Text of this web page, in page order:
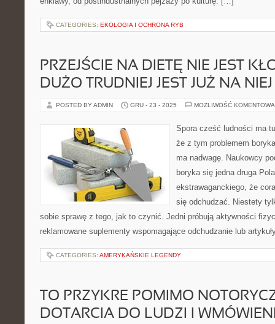
CATEGORIES: EKOLOGIA I OCHRONA RYB
PRZEJŚCIE NA DIETĘ NIE JEST
DUŻO TRUDNIEJ JEST JUŻ NA
POSTED BY ADMIN GRU - 23 - 2025 MOŻLIWOŚĆ
Spora cześć ludności ma
że z tym problemem
ma nadwagę. Naukowcy
boryka się jedna druga
ekstrawaganckiego, że
się odchudzać. Niestety
sobie sprawę z tego, jak to czynić. Jedni próbują aktywności
reklamowane suplementy wspomagające odchudzanie lub
CATEGORIES: AMERYKAŃSKIE LEGENDY
TO PRZYKRE POMIMO
DOTARCIA DO LUDZI I